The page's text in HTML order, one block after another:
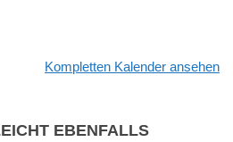
Kompletten Kalender ansehen
EBENFALLS